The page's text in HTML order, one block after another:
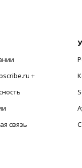
+
связь